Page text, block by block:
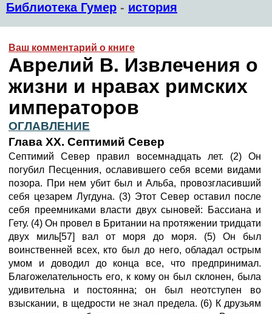
Библиотека Гумер - история
Ваш комментарий о книге
Аврелий В. Извлечения о
жизни и нравах римских
императоров
ОГЛАВЛЕНИЕ
Глава XX. Септимий Север
Септимий Север правил восемнадцать лет. (2) Он
погубил Песценния, ославившего себя всеми видами
позора. При нем убит был и Альба, провозгласивший
себя цезарем Лугдуна. (3) Этот Север оставил после
себя преемниками власти двух сыновей: Бассиана и
Гету. (4) Он провел в Британии на протяжении тридцати
двух миль[57] вал от моря до моря. (5) Он был
воинственней всех, кто был до него, обладал острым
умом и доводил до конца все, что предпринимал.
Благожелательность его, к кому он был склонен, была
удивительна и постоянна; он был неотступен во
взыскании, в щедрости не знал предела. (6) К друзьям